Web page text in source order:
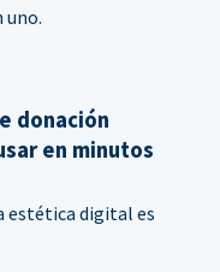
uno.
donación
en minutos
estética digital es